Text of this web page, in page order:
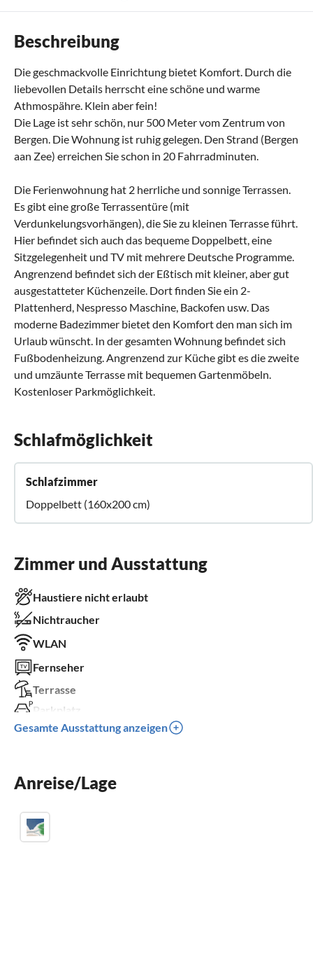
Beschreibung
Die geschmackvolle Einrichtung bietet Komfort. Durch die
liebevollen Details herrscht eine schöne und warme
Athmospähre. Klein aber fein!
Die Lage ist sehr schön, nur 500 Meter vom Zentrum von
Bergen. Die Wohnung ist ruhig gelegen. Den Strand (Bergen
aan Zee) erreichen Sie schon in 20 Fahrradminuten.
Die Ferienwohnung hat 2 herrliche und sonnige Terrassen.
Es gibt eine große Terrassentüre (mit
Verdunkelungsvorhängen), die Sie zu kleinen Terrasse führt.
Hier befindet sich auch das bequeme Doppelbett, eine
Sitzgelegenheit und TV mit mehrere Deutsche Programme.
Angrenzend befindet sich der Eßtisch mit kleiner, aber gut
ausgestatteter Küchenzeile. Dort finden Sie ein 2-
Plattenherd, Nespresso Maschine, Backofen usw. Das
moderne Badezimmer bietet den Komfort den man sich im
Urlaub wünscht. In der gesamten Wohnung befindet sich
Fußbodenheizung. Angrenzend zur Küche gibt es die zweite
und umzäunte Terrasse mit bequemen Gartenmöbeln.
Kostenloser Parkmöglichkeit.
Schlafmöglichkeit
Schlafzimmer
Doppelbett (160x200 cm)
Zimmer und Ausstattung
Haustiere nicht erlaubt
Nichtraucher
WLAN
Fernseher
Terrasse
Parkplatz
Kinder willkommen
Gesamte Ausstattung anzeigen
Anreise/Lage